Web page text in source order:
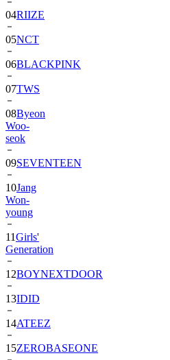
05NCT
06BLACKPINK
07TWS
08Byeon
Woo-
seok
09SEVENTEEN
10Jang
Won-
young
11Girls'
Generation
12BOYNEXTDOOR
13IDID
14ATEEZ
15ZEROBASEONE